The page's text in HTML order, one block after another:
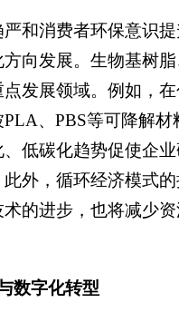
和消费者环保意识
方向发展。生物基树
点发展领域。例如，
、PBS等可降解材
低碳化趋势促使企
外，循环经济模式
的进步，也将减少
数字化转型